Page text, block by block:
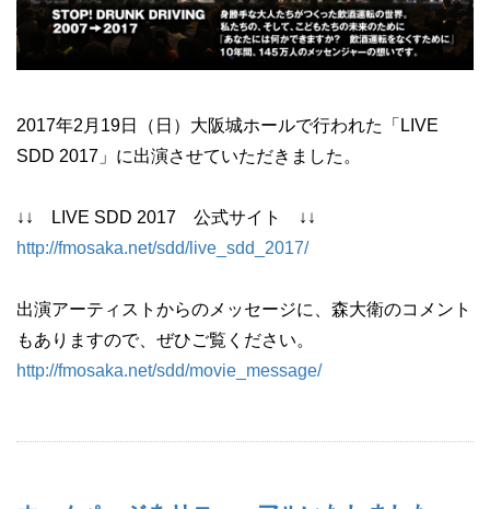
2017年2月19日（日）大阪城ホールで行われた「LIVE
SDD 2017」に出演させていただきました。
↓↓ LIVE SDD 2017 公式サイト ↓↓
http://fmosaka.net/sdd/live_sdd_2017/
出演アーティストからのメッセージに、森大衛のコメント
もありますので、ぜひご覧ください。
http://fmosaka.net/sdd/movie_message/